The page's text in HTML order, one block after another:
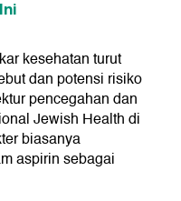
kesehatan turut
dan potensi risiko
pencegahan dan
Jewish Health di
biasanya
aspirin sebagai